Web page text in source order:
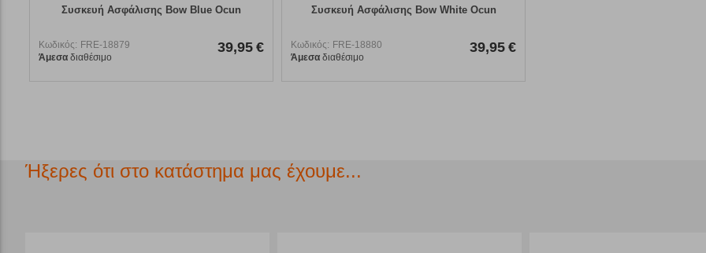
Συσκευή Ασφάλισης Bow Blue Ocun
Κωδικός: FRE-18879
Άμεσα διαθέσιμο
39,95 €
Συσκευή Ασφάλισης Bow White Ocun
Κωδικός: FRE-18880
Άμεσα διαθέσιμο
39,95 €
Ήξερες ότι στο κατάστημα μας έχουμε...